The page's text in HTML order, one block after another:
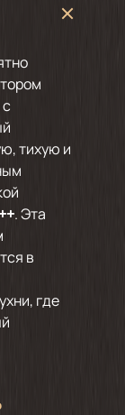
тихую и
. Эта
в
где